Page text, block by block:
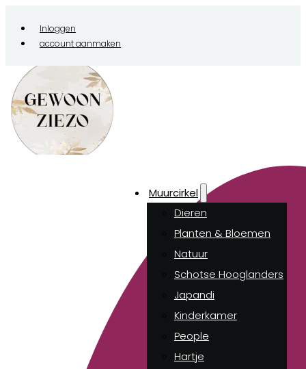
Inloggen
account aanmaken
Muurcirkel
Dieren
Planten & Bloemen
Natuur
Schotse Hooglanders
Japandi
Kinderkamer
People
Hartje